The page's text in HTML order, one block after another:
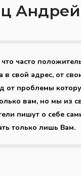
Андрей
часто
свой адрес, от
от проблемы
вам, но мы из
пишут о себе
только лишь Вам.